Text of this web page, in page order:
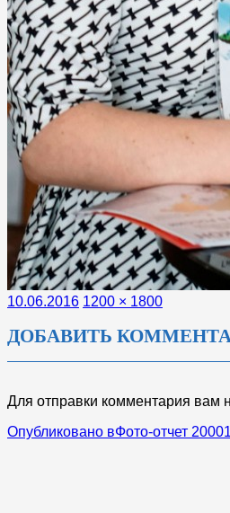
Опубликовано
10.06.2016 Полный
1200 × 1800
ДОБАВИТЬ
Для отправки комментария вам
НАВИГАЦИЯ
Опубликовано вФото-отчет